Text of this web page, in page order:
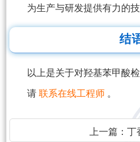
为生产与研发提供有力的技
结
以上是关于对羟基苯甲酸
请 联系在线工程师 。
上一篇： 丁